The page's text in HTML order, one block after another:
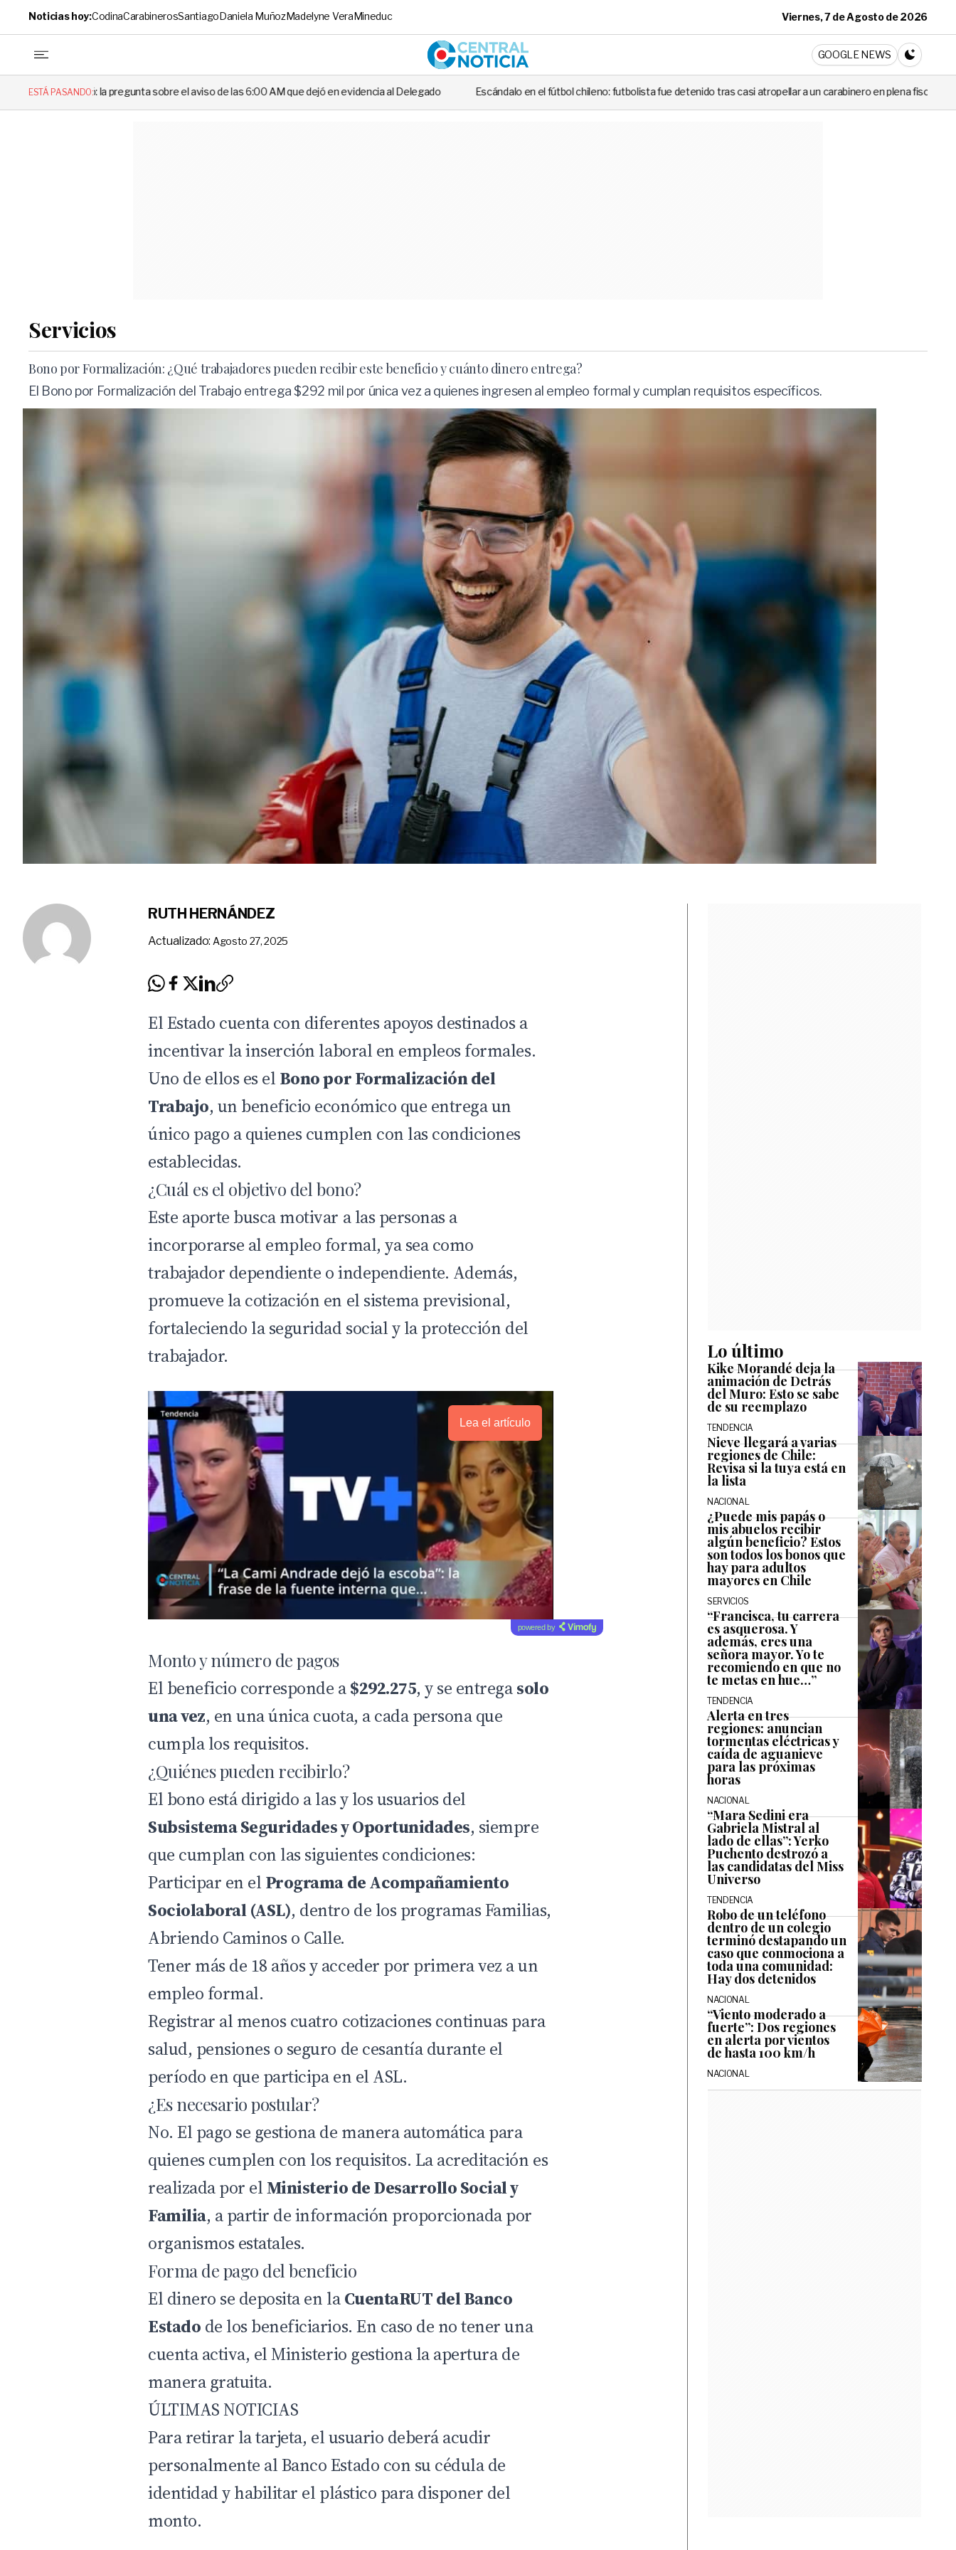
Noticias hoy:CodinaCarabinerosSantiagoDaniela MuñozMadelyne VeraMineduc Viernes, 7 de Agosto de 2026
Central Noticia
GOOGLE NEWS
CAMBIA A
ESTÁ PASANDO:
sobre el aviso de las 6:00 AM que dejó en evidencia al Delegado Escándalo en el fútbol chileno: futbolista fue detenido tras casi atropellar a un carabinero en plena fiscalización Cortes de luz
Servicios
Bono por Formalización: ¿Qué trabajadores pueden recibir este beneficio y cuánto dinero entrega?
El Bono por Formalización del Trabajo entrega $292 mil por única vez a quienes ingresen al empleo formal y cumplan requisitos específicos.
RUTH HERNÁNDEZ
Actualizado: Agosto 27, 2025
El Estado cuenta con diferentes apoyos destinados a
incentivar la inserción laboral en empleos formales.
Uno de ellos es el Bono por Formalización del
Trabajo, un beneficio económico que entrega un
único pago a quienes cumplen con las condiciones
establecidas.
¿Cuál es el objetivo del bono?
Este aporte busca motivar a las personas a
incorporarse al empleo formal, ya sea como
trabajador dependiente o independiente. Además,
promueve la cotización en el sistema previsional,
fortaleciendo la seguridad social y la protección del
trabajador.
Lea el artículo
powered by
Monto y número de pagos
El beneficio corresponde a$292.275, y se entregasolo
una vez, en una única cuota, a cada persona que
cumpla los requisitos.
¿Quiénes pueden recibirlo?
El bono está dirigido a las y los usuarios del
Subsistema Seguridades y Oportunidades, siempre
que cumplan con las siguientes condiciones:
Participar en el Programa de Acompañamiento
Sociolaboral (ASL), dentro de los programas Familias,
Abriendo Caminos o Calle.
Tener más de 18 años y acceder por primera vez a un
empleo formal.
Registrar al menos cuatro cotizaciones continuas para
salud, pensiones o seguro de cesantía durante el
período en que participa en el ASL.
¿Es necesario postular?
No. El pago se gestiona de manera automática para
quienes cumplen con los requisitos. La acreditación es
realizada por elMinisterio de Desarrollo Social y
Familia, a partir de información proporcionada por
organismos estatales.
Forma de pago del beneficio
El dinero se deposita en laCuentaRUT del Banco
Estado de los beneficiarios. En caso de no tener una
cuenta activa, el Ministerio gestiona la apertura de
manera gratuita.
ÚLTIMAS NOTICIAS
Para retirar la tarjeta, el usuario deberá acudir
personalmente al Banco Estado con su cédula de
identidad y habilitar el plástico para disponer del
monto.
Lo último
Kike Morandé deja la
animación de Detrás
del Muro: Esto se sabe
de su reemplazo
TENDENCIA
Nieve llegará a varias
regiones de Chile:
Revisa si la tuya está en
la lista
NACIONAL
¿Puede mis papás o
mis abuelos recibir
algún beneficio? Estos
son todos los bonos que
hay para adultos
mayores en Chile
SERVICIOS
“Francisca, tu carrera
es asquerosa. Y
además, eres una
señora mayor. Yo te
recomiendo en que no
te metas en hue…”
TENDENCIA
Alerta en tres
regiones: anuncian
tormentas eléctricas y
caída de aguanieve
para las próximas
horas
NACIONAL
“Mara Sedini era
Gabriela Mistral al
lado de ellas”: Yerko
Puchento destrozó a
las candidatas del Miss
Universo
TENDENCIA
Robo de un teléfono
dentro de un colegio
terminó destapando un
caso que conmociona a
toda una comunidad:
Hay dos detenidos
NACIONAL
“Viento moderado a
fuerte”: Dos regiones
en alerta por vientos
de hasta 100 km/h
NACIONAL